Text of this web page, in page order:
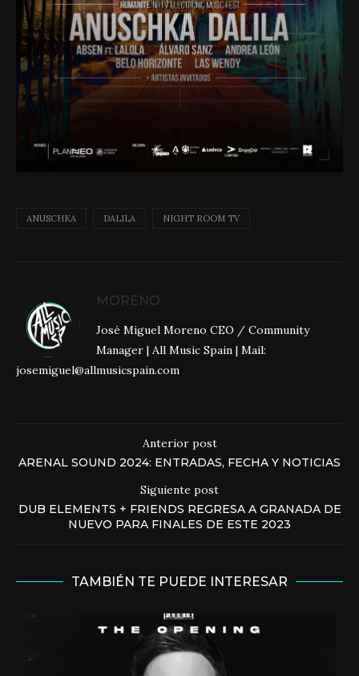
ANUSCHKA DALILA NIGHT ROOM TV
MORENO
José Miguel Moreno CEO / Community
Manager | All Music Spain | Mail:
josemiguel@allmusicspain.com
Anterior post
ARENAL SOUND 2024: ENTRADAS, FECHA Y NOTICIAS
Siguiente post
DUB ELEMENTS + FRIENDS REGRESA A GRANADA DE
NUEVO PARA FINALES DE ESTE 2023
TAMBIÉN TE PUEDE INTERESAR